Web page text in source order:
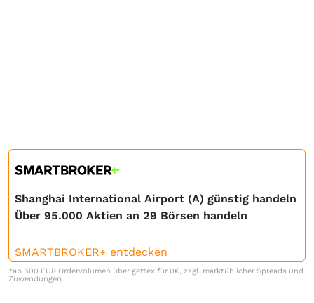
Shanghai International Airport (A) günstig handeln
Über 95.000 Aktien an 29 Börsen handeln
SMARTBROKER+ entdecken
*ab 500 EUR Ordervolumen über gettex für 0€, zzgl. marktüblicher Spreads und
Zuwendungen